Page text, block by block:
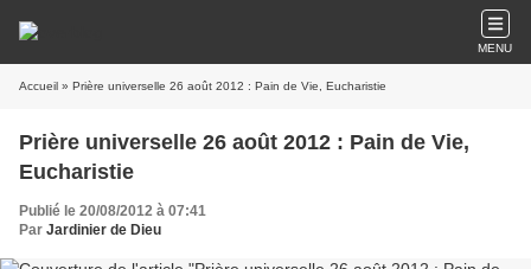
MENU
Accueil » Prière universelle 26 août 2012 : Pain de Vie, Eucharistie
Prière universelle 26 août 2012 : Pain de Vie,
Eucharistie
Publié le 20/08/2012 à 07:41
Par Jardinier de Dieu